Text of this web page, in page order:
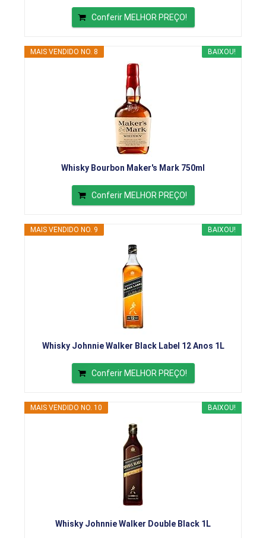
Conferir MELHOR PREÇO!
BAIXOU!
MAIS VENDIDO NO. 8
Whisky Bourbon Maker's Mark 750ml
Conferir MELHOR PREÇO!
BAIXOU!
MAIS VENDIDO NO. 9
Whisky Johnnie Walker Black Label 12 Anos 1L
Conferir MELHOR PREÇO!
BAIXOU!
MAIS VENDIDO NO. 10
Whisky Johnnie Walker Double Black 1L